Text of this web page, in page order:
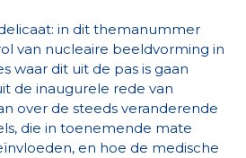
in dit themanummer
van nucleaire beeldvorming in
waar dit uit de pas is gaan
de inaugurele rede van
over de steeds veranderende
die in toenemende mate
en hoe de medische